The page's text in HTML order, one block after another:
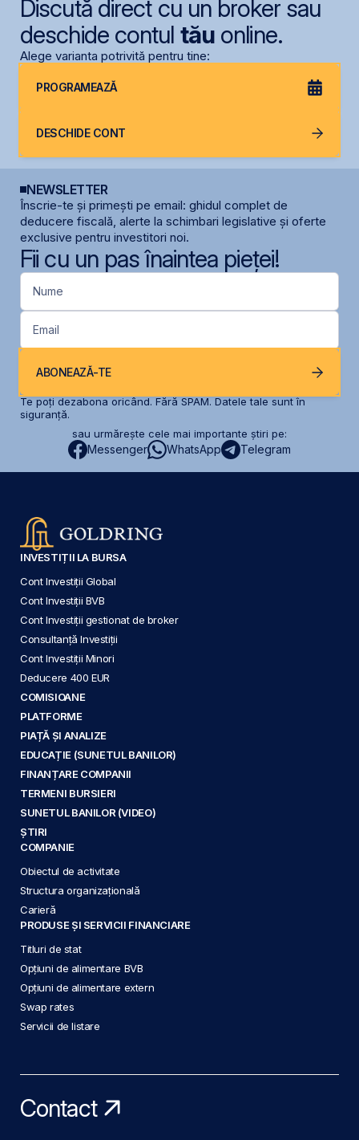
Discută direct cu un broker sau
deschide contul tăuonline.
Alege varianta potrivită pentru tine:
PROGRAMEAZĂ
DESCHIDE CONT
NEWSLETTER
Înscrie-te și primești pe email: ghidul complet de
deducere fiscală, alerte la schimbari legislative și oferte
exclusive pentru investitori noi.
Fii cu un pas înaintea pieței!
Nume
Email
ABONEAZĂ-TE
Te poți dezabona oricând. Fără SPAM. Datele tale sunt în
siguranță.
sau urmărește cele mai importante știri pe:
Messenger WhatsApp Telegram
INVESTIȚII LA BURSA
Cont Investiții Global
Cont Investiții BVB
Cont Investiții gestionat de broker
Consultanță Investiții
Cont Investiții Minori
Deducere 400 EUR
COMISIOANE
PLATFORME
PIAȚĂ ȘI ANALIZE
EDUCAȚIE (SUNETUL BANILOR)
FINANȚARE COMPANII
TERMENI BURSIERI
SUNETUL BANILOR (VIDEO)
ȘTIRI
COMPANIE
Obiectul de activitate
Structura organizațională
Carieră
PRODUSE ȘI SERVICII FINANCIARE
Titluri de stat
Opțiuni de alimentare BVB
Opțiuni de alimentare extern
Swap rates
Servicii de listare
Contact